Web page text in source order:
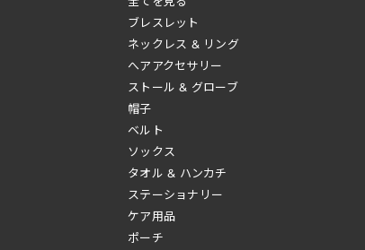
ブレスレット
ネックレス & リング
へアアクセサリー
ストール & グローブ
帽子
ベルト
ソックス
タオル & ハンカチ
ステーショナリー
ケア用品
ポーチ